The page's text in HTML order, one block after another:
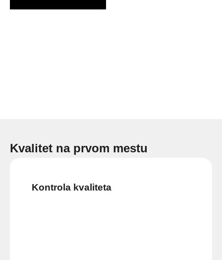
Kvalitet na prvom mestu
Kontrola kvaliteta